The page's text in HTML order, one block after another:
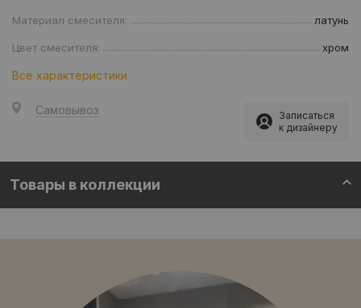
Материал смесителя: латунь
Цвет смесителя: хром
Все характеристики
Самовывоз
Записаться
к дизайнеру
Товары в коллекции